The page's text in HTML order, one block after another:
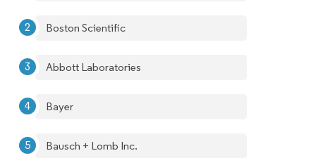
Boston Scientific
Abbott Laboratories
Bayer
Bausch + Lomb Inc.